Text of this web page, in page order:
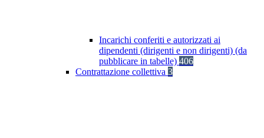
Incarichi conferiti e autorizzati ai
dipendenti (dirigenti e non dirigenti) (da
pubblicare in tabelle) 406
Contrattazione collettiva 3